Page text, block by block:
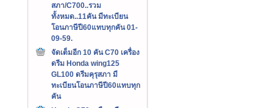
สภา/C700..รวม
ทั้งหมด..11คัน มีทะเบียน
โอนภาษีปี60แทบทุกคัน 01-
09-59.
จัดเต็มอีก 10 คัน C70 เครื่อง
ดรีม Honda wing125
GL100 ดรีมคุรุสภา มี
ทะเบียนโอนภาษีปี60แทบทุก
คัน